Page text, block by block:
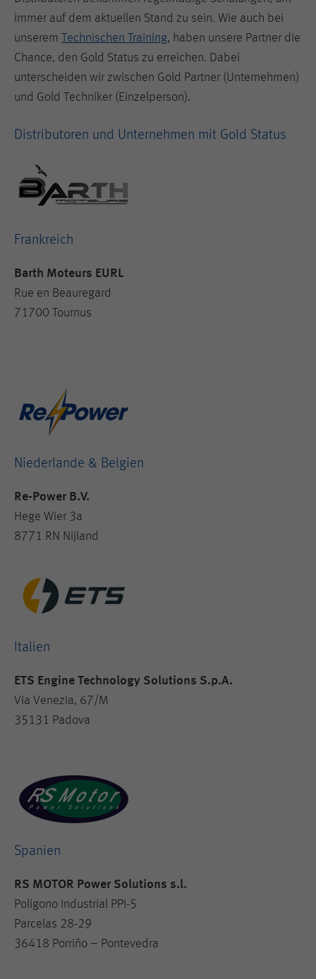
immer auf dem aktuellen Stand zu sein. Wie auch bei
unserem Technischen Training, haben unsere Partner die
Chance, den Gold Status zu erreichen. Dabei
unterscheiden wir zwischen Gold Partner (Unternehmen)
und Gold Techniker (Einzelperson).
Distributoren und Unternehmen mit Gold Status
Frankreich
Barth Moteurs EURL
Rue en Beauregard
71700 Tournus
Niederlande & Belgien
Re-Power B.V.
Hege Wier 3a
8771 RN Nijland
Italien
ETS Engine Technology Solutions S.p.A.
Via Venezia, 67/M
35131 Padova
Spanien
RS MOTOR Power Solutions s.l.
Poligono Industrial PPI-5
Parcelas 28-29
36418 Porriño – Pontevedra